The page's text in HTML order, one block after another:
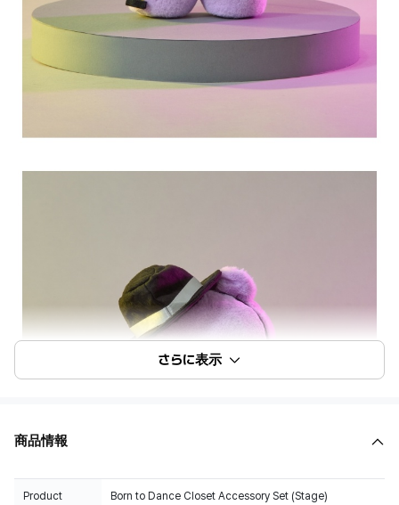
さらに表示
商品情報
Product
Born to Dance Closet Accessory Set (Stage)